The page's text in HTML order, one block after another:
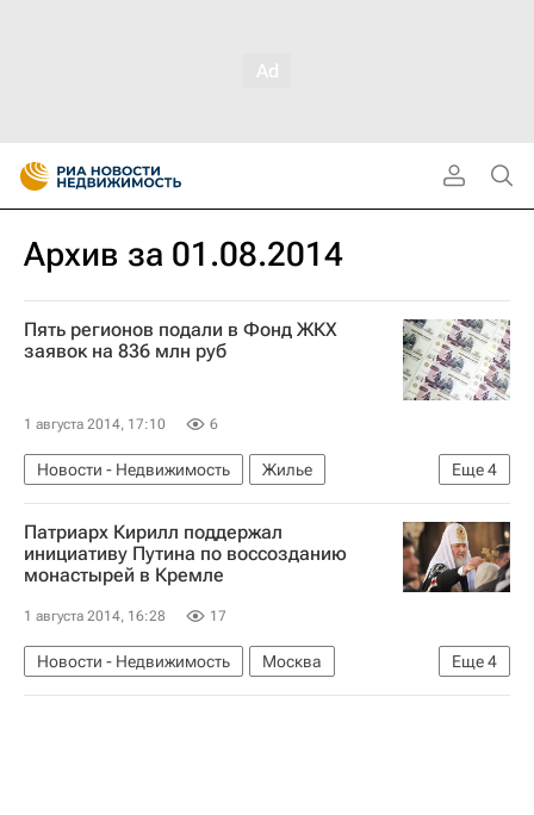
Архив за 01.08.2014
Пять регионов подали в Фонд ЖКХ
заявок на 836 млн руб
1 августа 2014, 17:10 6
Еще4
Новости - Недвижимость
Жилье
Аварийные дома
Фонд ЖКХ
Капремонт
Россия
Патриарх Кирилл поддержал
инициативу Путина по воссозданию
монастырей в Кремле
1 августа 2014, 16:28 17
Еще4
Новости - Недвижимость
Москва
Реконструкция
Храмы